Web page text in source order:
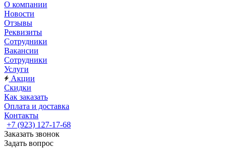
О компании
Новости
Отзывы
Реквизиты
Сотрудники
Вакансии
Сотрудники
Услуги
Акции
Скидки
Как заказать
Оплата и доставка
Контакты
+7 (923) 127-17-68
Заказать звонок
Задать вопрос